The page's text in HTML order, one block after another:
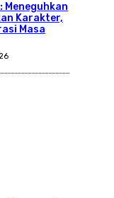
Meneguhkan
Karakter,
Masa